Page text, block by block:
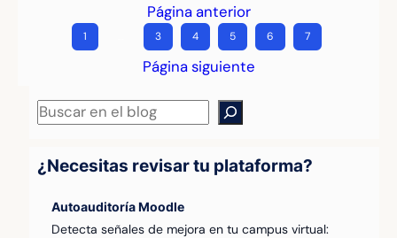
Página anterior
1 3 4 5 6 7
Página siguiente
Buscar
¿Necesitas revisar tu plataforma?
Autoauditoría Moodle
Detecta señales de mejora en tu campus virtual: